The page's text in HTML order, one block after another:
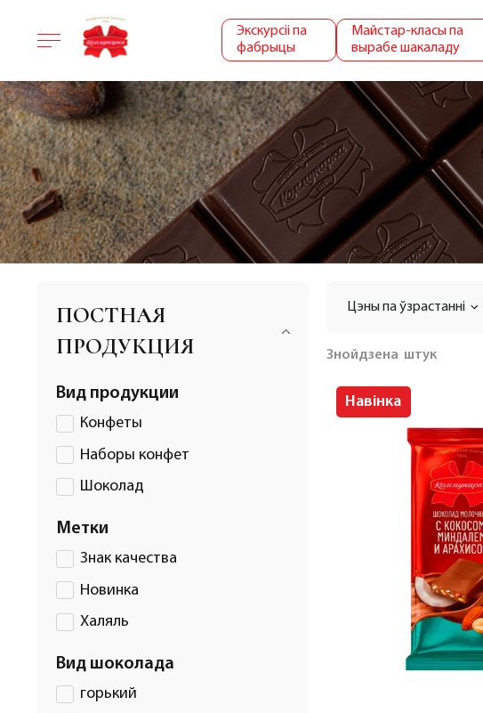
Экскурсіі па
фабрыцы
Майстар-класы па
вырабе шакаладу
ПОСТНАЯ
ПРОДУКЦИЯ
Вид продукции
Конфеты
Наборы конфет
Шоколад
Метки
Знак качества
Новинка
Халяль
Вид шоколада
горький
Цэны па ўзрастанні
Знойдзена штук
Навінка